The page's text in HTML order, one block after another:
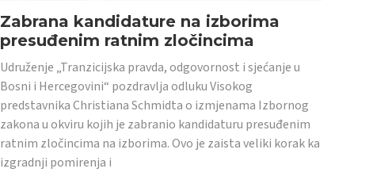
Zabrana kandidature na izborima
presuđenim ratnim zločincima
Udruženje „Tranzicijska pravda, odgovornost i sjećanje u
Bosni i Hercegovini“ pozdravlja odluku Visokog
predstavnika Christiana Schmidta o izmjenama Izbornog
zakona u okviru kojih je zabranio kandidaturu presuđenim
ratnim zločincima na izborima. Ovo je zaista veliki korak ka
izgradnji pomirenja i